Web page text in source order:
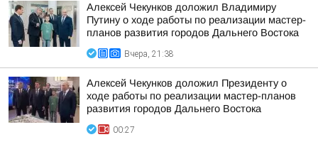
Алексей Чекунков доложил Владимиру
Путину о ходе работы по реализации мастер-
планов развития городов Дальнего Востока
Вчера, 21:38
Алексей Чекунков доложил Президенту о
ходе работы по реализации мастер-планов
развития городов Дальнего Востока
00:27